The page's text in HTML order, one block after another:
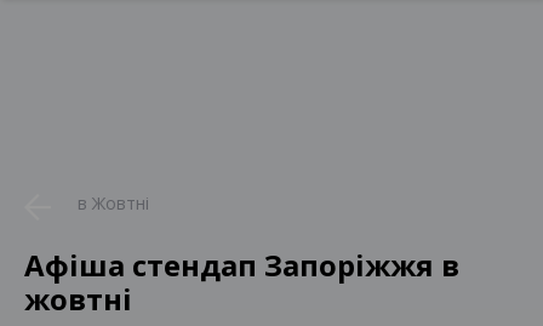
в Жовтні
Афіша стендап Запоріжжя в
жовтні